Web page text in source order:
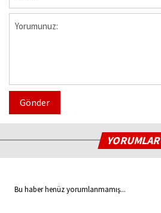
Gönder
YORUMLAR
Bu haber henüz yorumlanmamış...